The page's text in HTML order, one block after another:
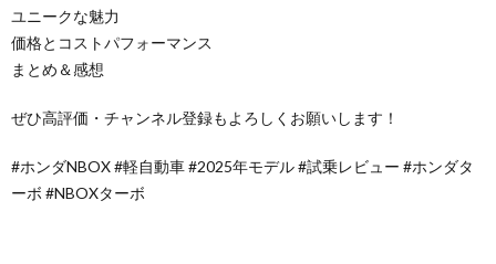
ユニークな魅力
価格とコストパフォーマンス
まとめ＆感想
ぜひ高評価・チャンネル登録もよろしくお願いします！
#ホンダNBOX #軽自動車 #2025年モデル #試乗レビュー #ホンダタ
ーボ #NBOXターボ